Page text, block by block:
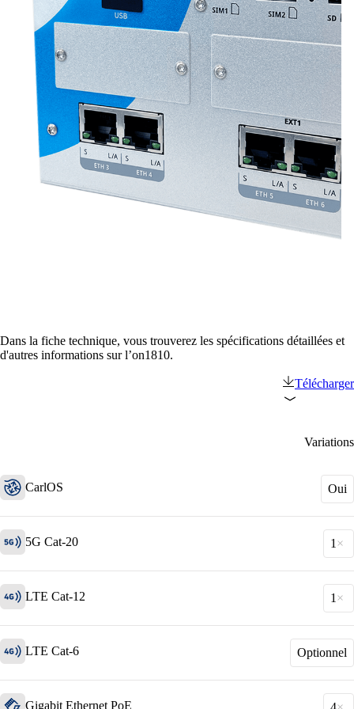
Mettre en réseau les sites avec SD-WAN
Interaction efficace des sites grâce à des
connexions sûres et stables - pour une qualité
maximale.
Périphériques sur le réseau
Accès au réseau personnalisé et sécurisé selon
divers.
Réseau
Sécurité
Wi-Fi
Dans la fiche technique, vous trouverez les spécifications détaillées et
d'autres informations sur l’on1810.
Télécharger
Variations
CarlOS Oui
5G Cat-20 1
LTE Cat-12 1
LTE Cat-6 Optionnel
Gigabit Ethernet PoE